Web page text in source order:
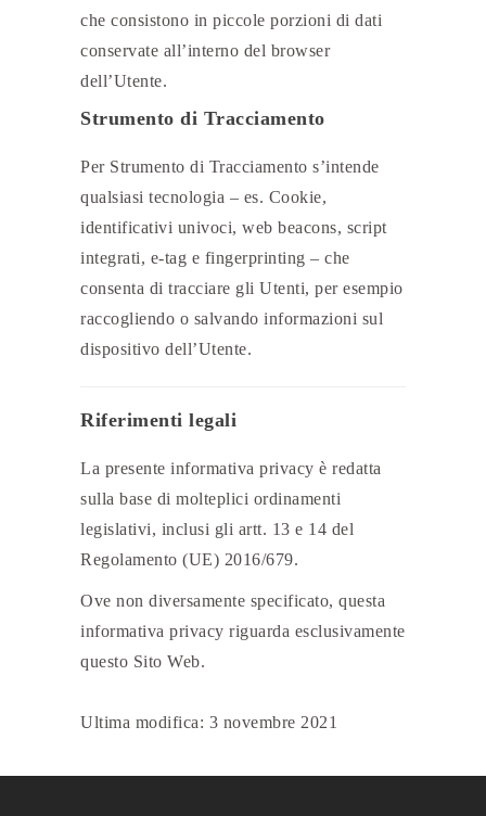
che consistono in piccole porzioni di dati
conservate all’interno del browser
dell’Utente.
Strumento di Tracciamento
Per Strumento di Tracciamento s’intende
qualsiasi tecnologia – es. Cookie,
identificativi univoci, web beacons, script
integrati, e-tag e fingerprinting – che
consenta di tracciare gli Utenti, per esempio
raccogliendo o salvando informazioni sul
dispositivo dell’Utente.
Riferimenti legali
La presente informativa privacy è redatta
sulla base di molteplici ordinamenti
legislativi, inclusi gli artt. 13 e 14 del
Regolamento (UE) 2016/679.
Ove non diversamente specificato, questa
informativa privacy riguarda esclusivamente
questo Sito Web.
Ultima modifica: 3 novembre 2021